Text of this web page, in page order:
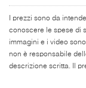
I prezzi sono da
conoscere le spese di
immagini e i video
non è responsabile
descrizione scritta. Il